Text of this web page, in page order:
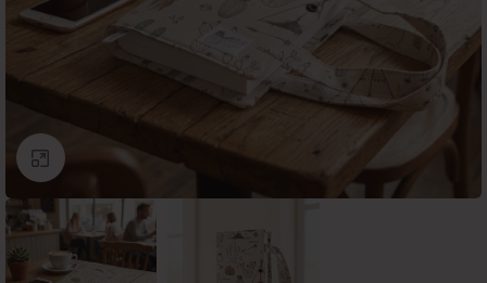
Click to enlarge